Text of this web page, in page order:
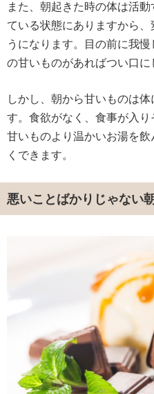
また、朝起きた時の体は活
ている状態にありますから
うになります。目の前に我
の甘いものがあればつい口に
しかし、朝から甘いものは
す。食欲がなく、食事が入
甘いものより温かいお湯を
くできます。
悪いことばかりじゃない